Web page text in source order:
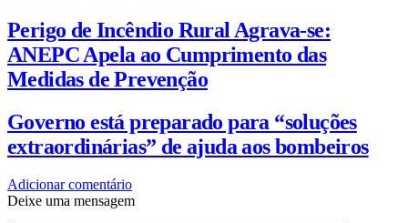
Perigo de Incêndio Rural Agrava-se:
ANEPC Apela ao Cumprimento das
Medidas de Prevenção
Governo está preparado para “soluções
extraordinárias” de ajuda aos bombeiros
Adicionar comentário
Deixe uma mensagem